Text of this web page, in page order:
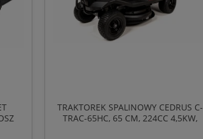
TRAKTOREK SPALINOWY CEDRUS C-
TRAC-65HC, 65 CM, 224CC 4,5KW,